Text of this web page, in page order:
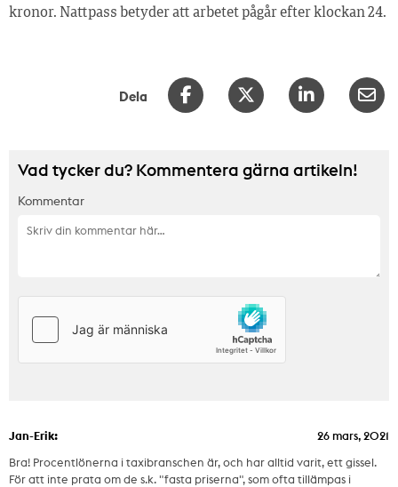
kronor. Nattpass betyder att arbetet pågår efter klockan 24.
Dela
Vad tycker du? Kommentera gärna artikeln!
Kommentar
Jan-Erik:
26 mars, 2021
Bra! Procentlönerna i taxibranschen är, och har alltid varit, ett gissel.
För att inte prata om de s.k. "fasta priserna", som ofta tillämpas i